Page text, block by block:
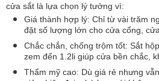
cửa sắt là lựa chọn lý tưởng vì:
Giá thành hợp lý: Chỉ từ vài trăm
đặt số lượng lớn cho cửa cổng,
Chắc chắn, chống trộm tốt: Sắt
zem đến 1.2li giúp cửa bền chắc,
Thẩm mỹ cao: Dù giá rẻ nhưng